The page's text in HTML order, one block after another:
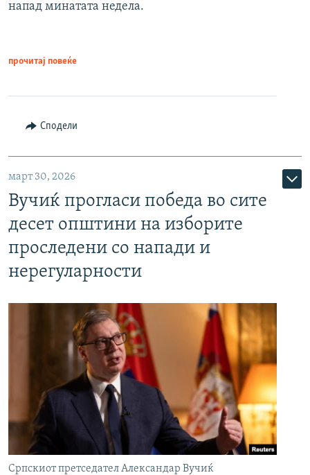
напад минатата недела.
прочитај повеќе
Сподели
март 30, 2026
Вучиќ прогласи победа во сите
десет општини на изборите
проследени со напади и
нерегуларности
Српскиот претседател Александар Вучиќ